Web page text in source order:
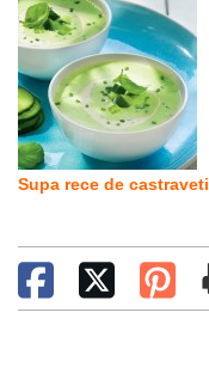
Supa rece de castraveti